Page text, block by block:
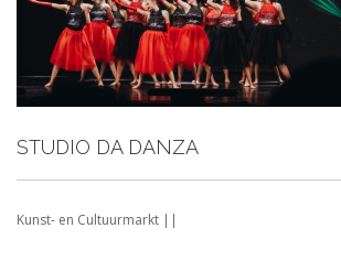
ORGANISATIE
STUDIO DA DANZA
Kunst- en Cultuurmarkt ||